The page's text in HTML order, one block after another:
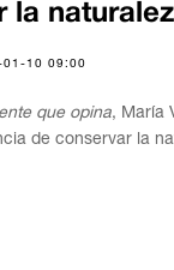
la
01-10 09:00
que opina, María
de conservar la